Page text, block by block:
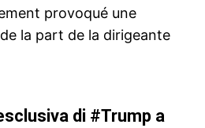
provoqué une
la part de la dirigeante
di #Trump a